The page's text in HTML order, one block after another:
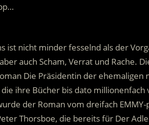
ist nicht minder fesselnd als der
auch Scham, Verrat und Rache.
Die Präsidentin der ehemaligen
ihre Bücher bis dato
der Roman vom dreifach
Thorsboe, die bereits für Der